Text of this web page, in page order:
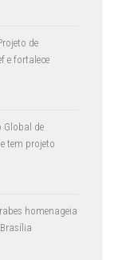
de
e fortalece
Global de
tem projeto
homenageia